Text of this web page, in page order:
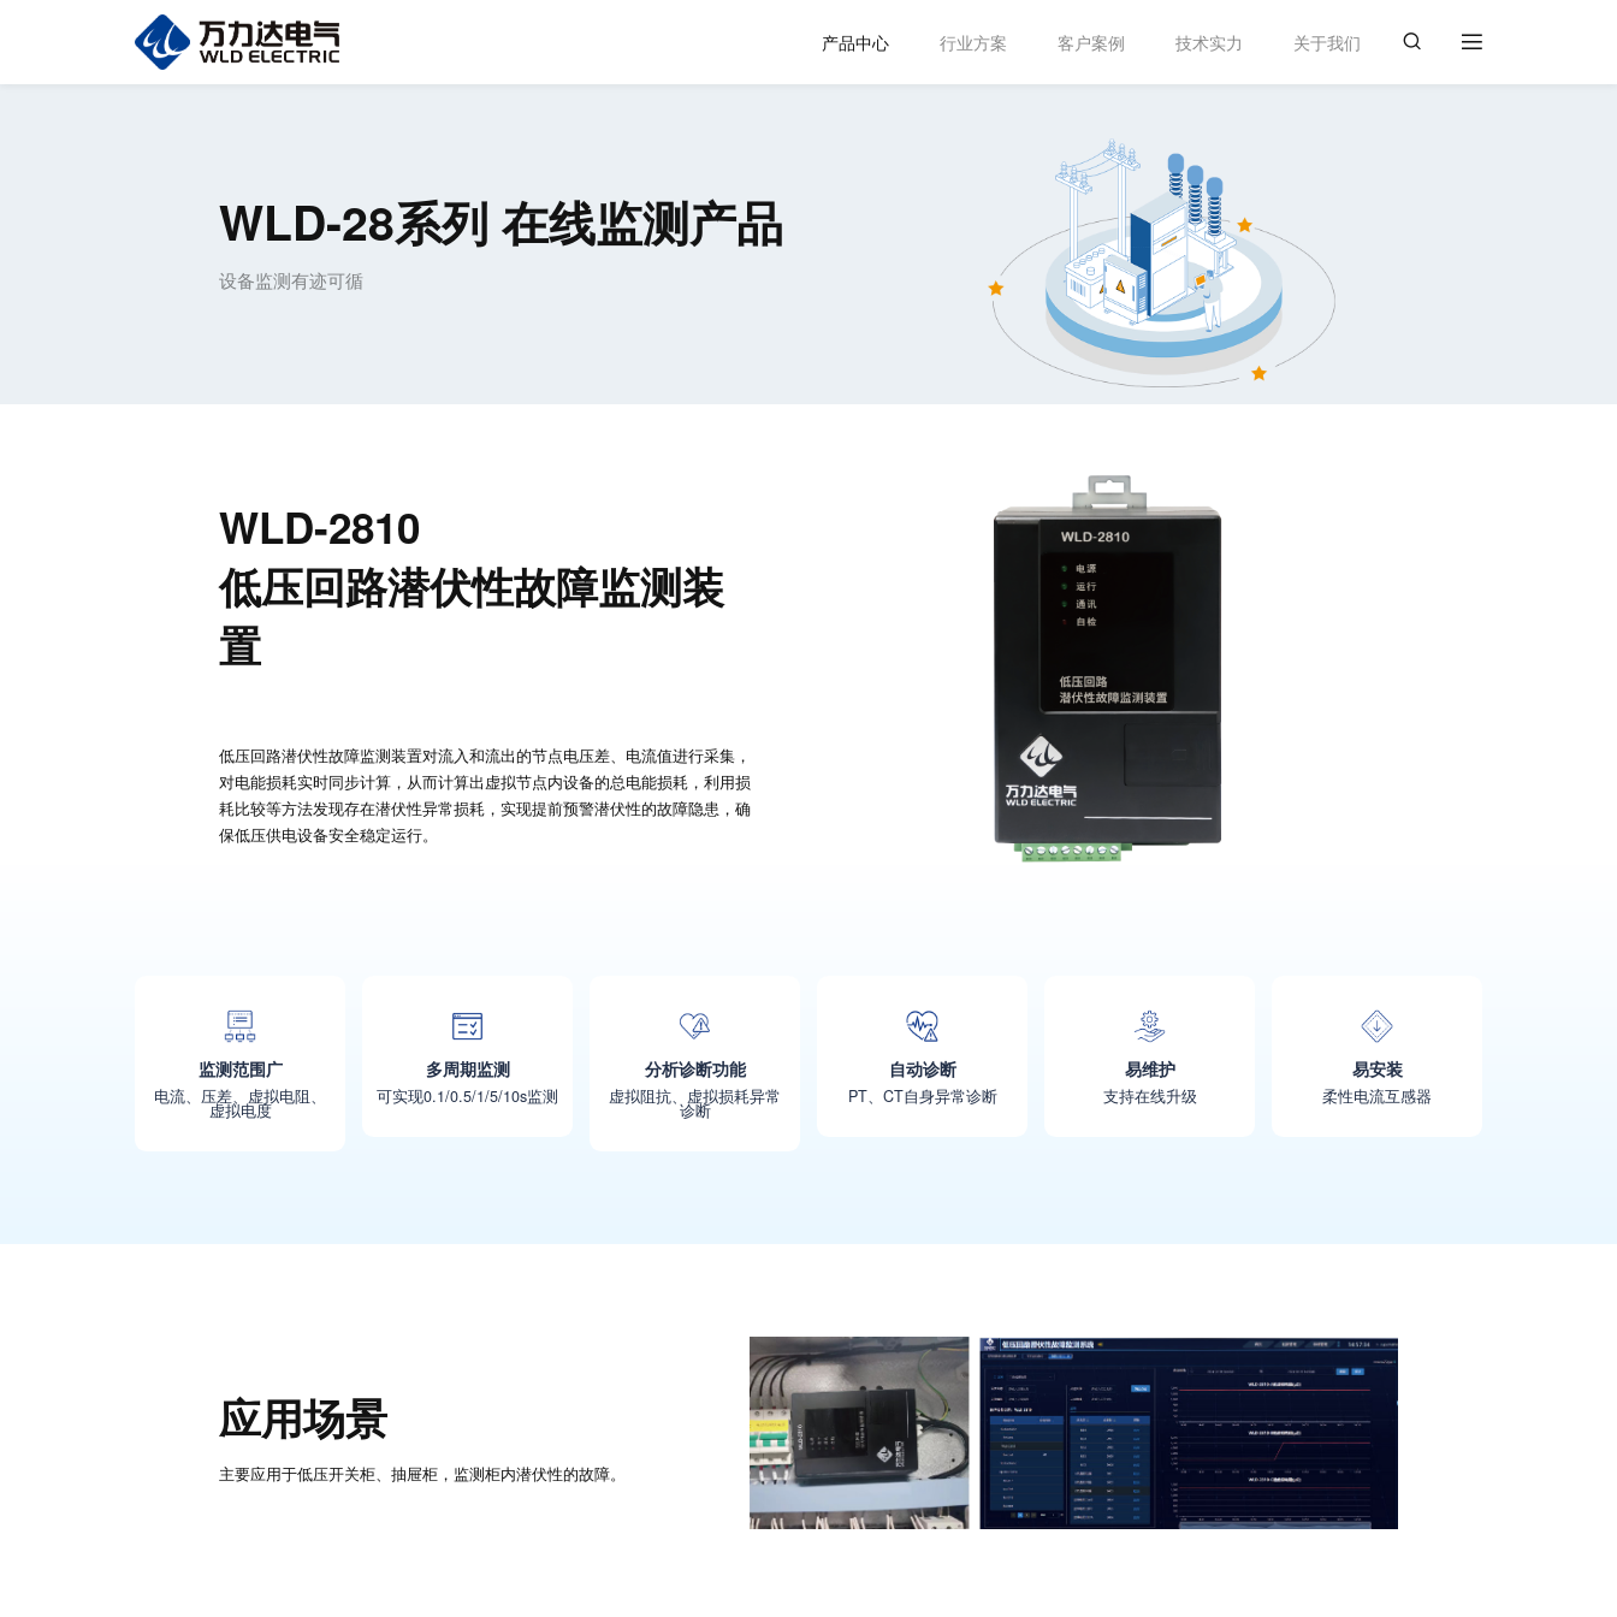
产品中心 行业方案 客户案例 技术实力 关于我们
WLD-28系列 在线监测产品
设备监测有迹可循
WLD-2810
低压回路潜伏性故障监测装
置
低压回路潜伏性故障监测装置对流入和流出的节点电压差、电流值进行采集，
对电能损耗实时同步计算，从而计算出虚拟节点内设备的总电能损耗，利用损
耗比较等方法发现存在潜伏性异常损耗，实现提前预警潜伏性的故障隐患，确
保低压供电设备安全稳定运行。
监测范围广
电流、压差、虚拟电阻、
虚拟电度
多周期监测
可实现0.1/0.5/1/5/10s监测
分析诊断功能
虚拟阻抗、虚拟损耗异常
诊断
自动诊断
PT、CT自身异常诊断
易维护
支持在线升级
易安装
柔性电流互感器
应用场景
主要应用于低压开关柜、抽屉柜，监测柜内潜伏性的故障。